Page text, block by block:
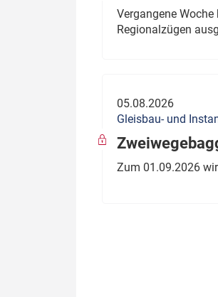
Vergangene
Regionalzügen
05.08.2026
Gleisbau- und
Zum 01.09.2026